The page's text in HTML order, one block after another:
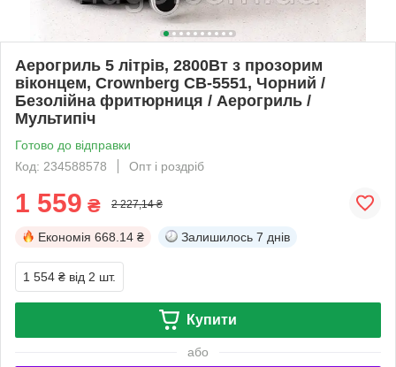
Аерогриль 5 літрів, 2800Вт з прозорим
віконцем, Crownberg CB-5551, Чорний /
Безолійна фритюрниця / Аерогриль /
Мультипіч
Готово до відправки
Код: 234588578
Опт і роздріб
1 559 ₴ 2 227,14 ₴
Економія 668.14 ₴ Залишилось 7 днів
1 554 ₴ від 2 шт.
Купити
або